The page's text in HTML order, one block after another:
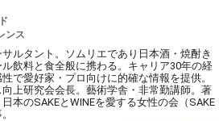
ンス
サルタント。ソムリエであり日本酒・焼酎き
飲料と食全般に携わる。キャリア30年の経
で愛好家・プロ向けに的確な情報を提供。
向上研究会会長。藝術学舎・非常勤講師。著
本のSAKEとWINEを愛する女性の会（SAKE